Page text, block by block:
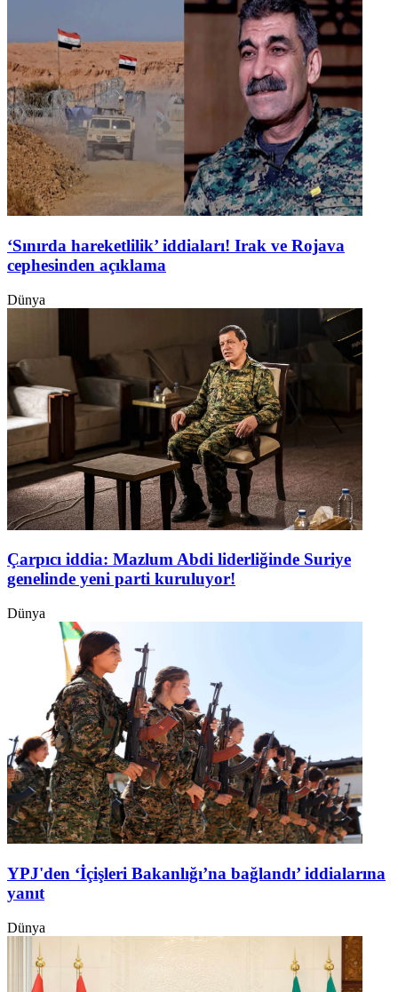
‘Sınırda hareketlilik’ iddiaları! Irak ve Rojava
cephesinden açıklama
Dünya
Çarpıcı iddia: Mazlum Abdi liderliğinde Suriye
genelinde yeni parti kuruluyor!
Dünya
YPJ'den ‘İçişleri Bakanlığı’na bağlandı’ iddialarına
yanıt
Dünya